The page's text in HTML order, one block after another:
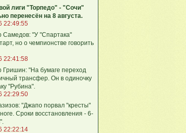
лиги "Торпедо" - "Сочи"
перенесён на 8 августа.
22:49:55
Самедов: "У "Спартака"
но о чемпионстве говорить
22:41:58
Гришин: "На бумаге переход
трансфер. Он в одиночку
"Рубина".
22:29:50
"Джапо порвал "кресты"
Сроки восстановления - 6-
22:22:14